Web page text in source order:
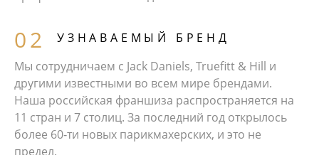
УЗНАВАЕМЫЙ БРЕНД
Мы сотрудничаем с Jack Daniels, Truefitt & Hill и
другими известными во всем мире брендами.
Наша российская франшиза распространяется на
11 стран и 7 столиц. За последний год открылось
более 60‑ти новых парикмахерских, и это не
предел.